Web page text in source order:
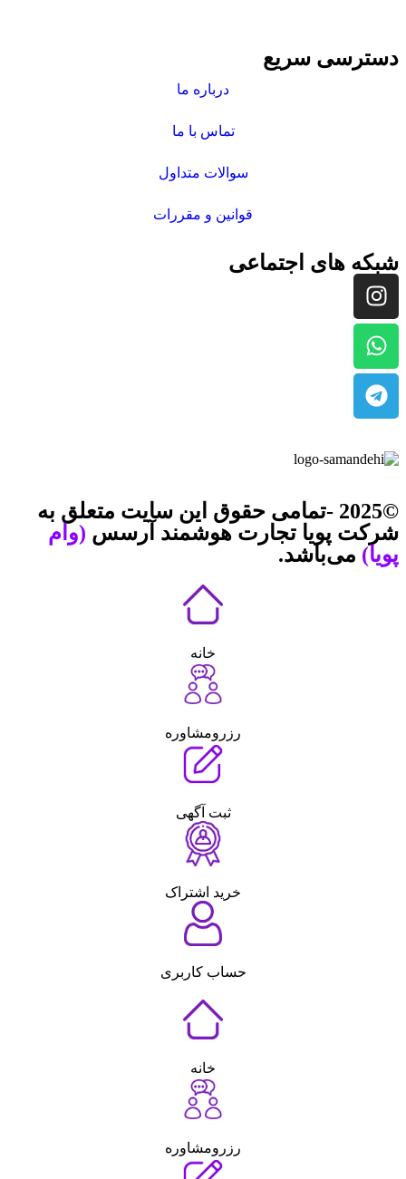
دسترسی سریع
درباره ما
تماس با ما
سوالات متداول
قوانین و مقررات
شبکه های اجتماعی
©2025 -تمامی حقوق این سایت متعلق به
شرکت پویا تجارت هوشمند آرسس (وام
پویا) می‌باشد.
خانه
رزرومشاوره
ثبت آگهی
خرید اشتراک
حساب کاربری
خانه
رزرومشاوره